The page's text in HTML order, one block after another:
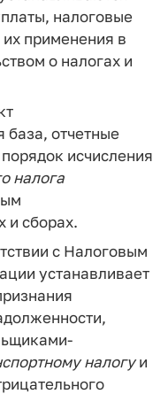
налоговые
применения в
о налогах и
база, отчетные
исчисления
налога
и сборах.
с Налоговым
устанавливает
налогуи